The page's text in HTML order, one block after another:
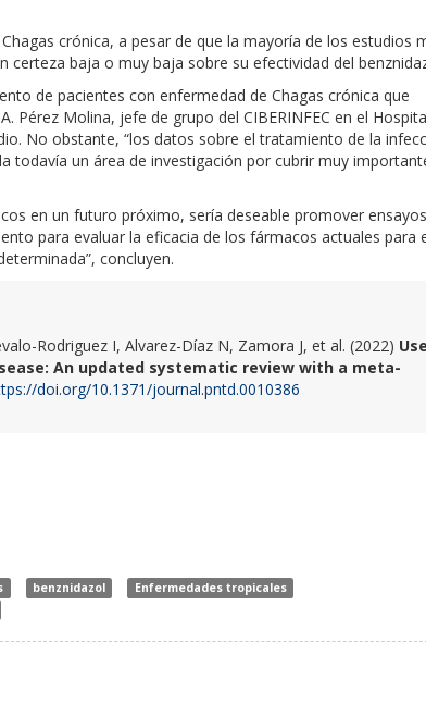
crónica, a pesar de que la mayoría de los estudios
certeza baja o muy baja sobre su efectividad del
de pacientes con enfermedad de Chagas crónica que
Pérez Molina, jefe de grupo del CIBERINFEC en el
No obstante, “los datos sobre el tratamiento de la
todavía un área de investigación por cubrir muy
en un futuro próximo, sería deseable promover ensayos
para evaluar la eficacia de los fármacos actuales para
concluyen.
Rodriguez I, Alvarez-Díaz N, Zamora J, et al. (2022) Use
An updated systematic review with a meta-
doi.org/10.1371/journal.pntd.0010386
benznidazol
Enfermedades tropicales